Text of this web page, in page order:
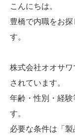
こんにちは。
豊橋で内職をお
す。
株式会社オオサ
されています。
年齢・性別・経
す。
必要な条件は「